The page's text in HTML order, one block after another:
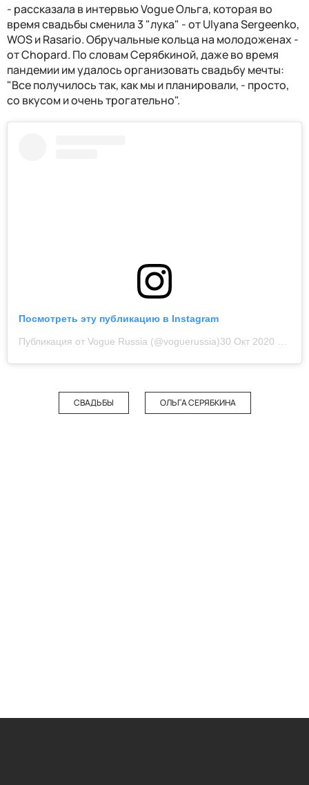
- рассказала в интервью Vogue Ольга, которая во
время свадьбы сменила 3 "лука" - от Ulyana Sergeenko,
WOS и Rasario. Обручальные кольца на молодоженах -
от Chopard. По словам Серябкиной, даже во время
пандемии им удалось организовать свадьбу мечты:
"Все получилось так, как мы и планировали, - просто,
со вкусом и очень трогательно".
Посмотреть эту публикацию в Instagram
Публикация от Vogue Russia (@voguerussia)30 Окт 2020 в 12:21 PDT
СВАДЬБЫ ОЛЬГА СЕРЯБКИНА